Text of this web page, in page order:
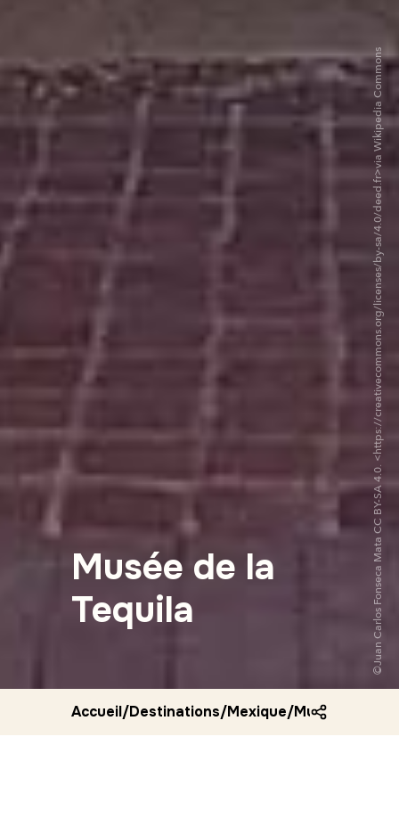
Musée de la
Tequila
©Juan Carlos Fonseca Mata CC BY-SA 4.0. <https://creativecommons.org/licenses/by-sa/4.0/deed.fr>via Wikipedia Commons
Accueil/Destinations/Mexique/Musee de la